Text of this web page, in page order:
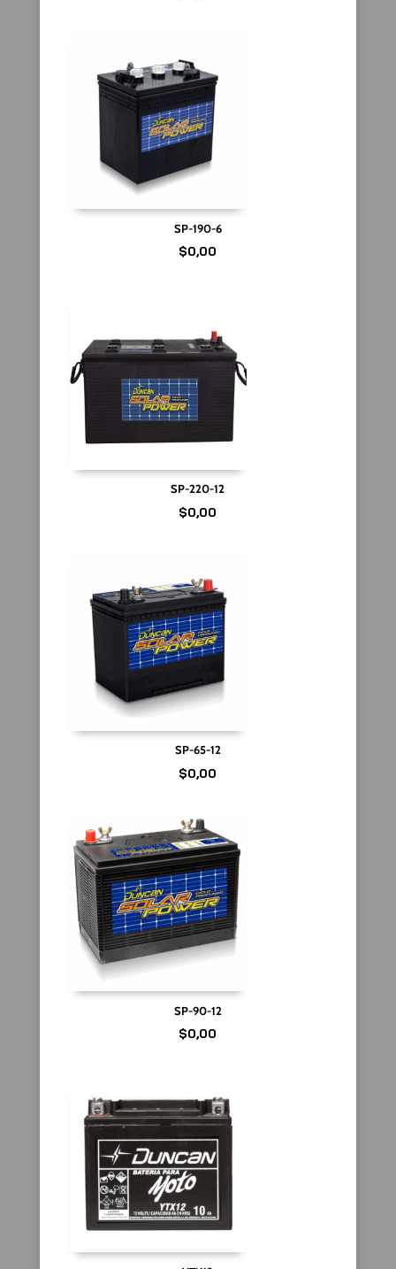
SP-190-6
$0,00
SP-220-12
$0,00
SP-65-12
$0,00
SP-90-12
$0,00